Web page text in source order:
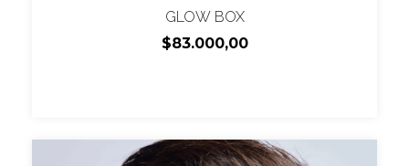
GLOW BOX
$83.000,00